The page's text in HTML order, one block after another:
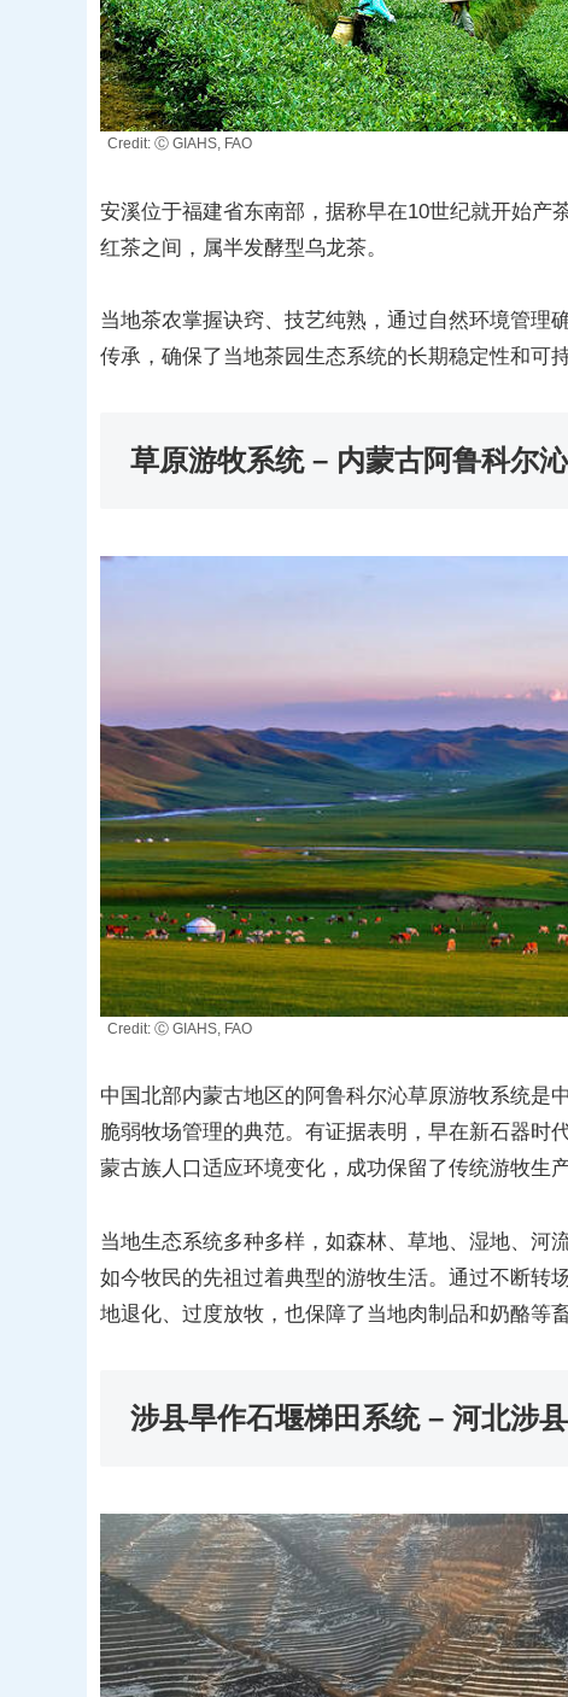
Credit: Ⓒ GIAHS, FAO
安溪位于福建省东南部，据称早在10世纪就开始产
红茶之间，属半发酵型乌龙茶。
当地茶农掌握诀窍、技艺纯熟，通过自然环境管理
传承，确保了当地茶园生态系统的长期稳定性和可
草原游牧系统– 内蒙古阿鲁科尔
Credit: Ⓒ GIAHS, FAO
中国北部内蒙古地区的阿鲁科尔沁草原游牧系统是
脆弱牧场管理的典范。有证据表明，早在新石器时
蒙古族人口适应环境变化，成功保留了传统游牧生
当地生态系统多种多样，如森林、草地、湿地、河
如今牧民的先祖过着典型的游牧生活。通过不断转
地退化、过度放牧，也保障了当地肉制品和奶酪等
涉县旱作石堰梯田系统– 河北涉